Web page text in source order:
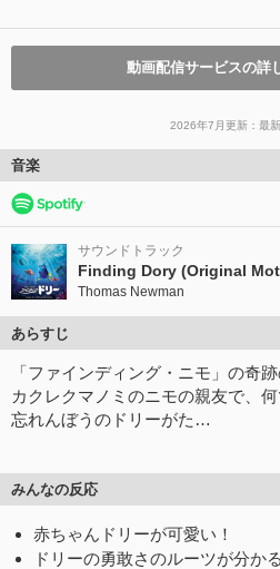
動画配信サービスの詳
2026年7月更新：最
音楽
サウンドトラック
Thomas Newman
あらすじ
「ファインディング・ニモ」の奇
カクレクマノミのニモの親友で、
忘れんぼうのドリーがた…
みんなの反応
赤ちゃんドリーが可愛い！
ドリーの勇敢さのルーツが分かる